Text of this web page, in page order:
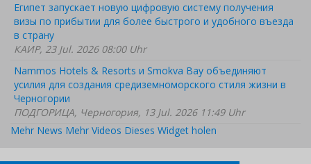
Египет запускает новую цифровую систему получения
визы по прибытии для более быстрого и удобного въезда
в страну
КАИР, 23 Jul. 2026 08:00 Uhr
Nammos Hotels & Resorts и Smokva Bay объединяют
усилия для создания средиземноморского стиля жизни в
Черногории
ПОДГОРИЦА, Черногория, 13 Jul. 2026 11:49 Uhr
Mehr News Mehr Videos Dieses Widget holen